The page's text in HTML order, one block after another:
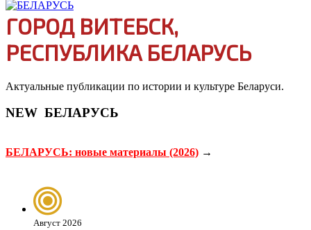
ГОРОД ВИТЕБСК,
РЕСПУБЛИКА БЕЛАРУСЬ
Актуальные публикации по истории и культуре Беларуси.
NEW БЕЛАРУСЬ
БЕЛАРУСЬ: новые материалы (2026) →
Август 2026